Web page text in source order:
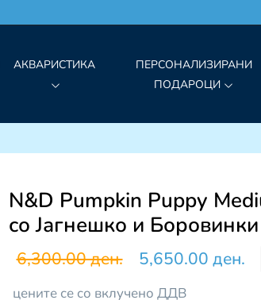
АКВАРИСТИКА
ПЕРСОНАЛИЗИРАНИ
ПОДАРОЦИ
N&D Pumpkin Puppy
со Јагнешко и
6,300.00 ден. 5,650.00 ден.
цените се со вклучено ДДВ